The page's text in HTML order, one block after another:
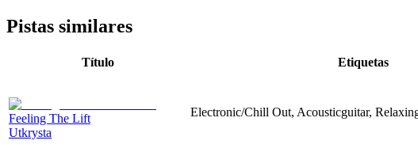
Pistas similares
Título Etiquetas
Feeling The Lift
Utkrysta
Electronic/Chill Out, Acousticguitar,